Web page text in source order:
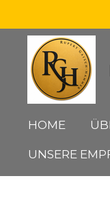
Hauptinhalt
springen
HOME
UNSERE